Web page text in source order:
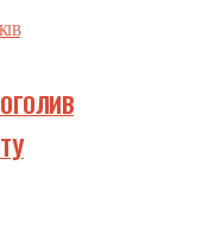
ОГОЛИВ